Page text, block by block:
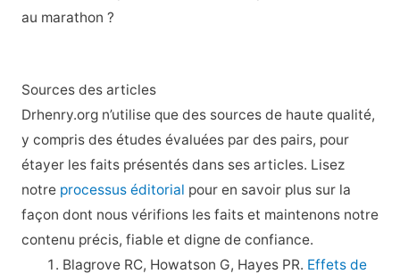
au marathon ?
Sources des articles
Drhenry.org n’utilise que des sources de haute qualité,
y compris des études évaluées par des pairs, pour
étayer les faits présentés dans ses articles. Lisez
notre processus éditorial pour en savoir plus sur la
façon dont nous vérifions les faits et maintenons notre
contenu précis, fiable et digne de confiance.
Blagrove RC, Howatson G, Hayes PR. Effets de